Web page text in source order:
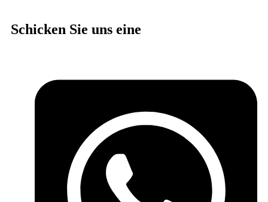
Schicken Sie uns eine